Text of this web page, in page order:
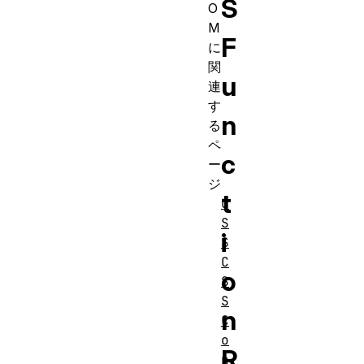
S
F
u
n
c
t
i
o
n
O
M
に
関
連
す
る
ペ
ー
ジ
C
S
S
C
S
S
C
o
n